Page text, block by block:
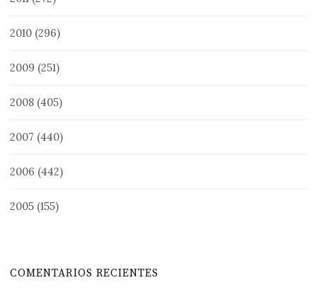
2010 (296)
2009 (251)
2008 (405)
2007 (440)
2006 (442)
2005 (155)
COMENTARIOS RECIENTES